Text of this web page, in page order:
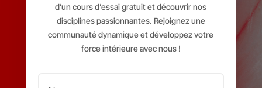
d’un cours d’essai gratuit et découvrir nos
disciplines passionnantes. Rejoignez une
communauté dynamique et développez votre
force intérieure avec nous !